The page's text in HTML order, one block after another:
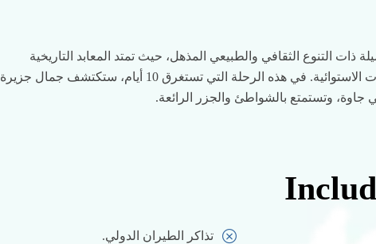
ذات التنوع الثقافي والطبيعي المذهل، حيث تمتد المعابد التاريخية
والشواطئ الخلابة والبراكين والغابات الاستوائية. في هذه الرحلة التي تستغرق 10 أيام، ستكتشف جمال جزيرة
جاوة، وتستمتع بالشواطئ والجزر الرائعة.
تذاكر الطيران الدولي.